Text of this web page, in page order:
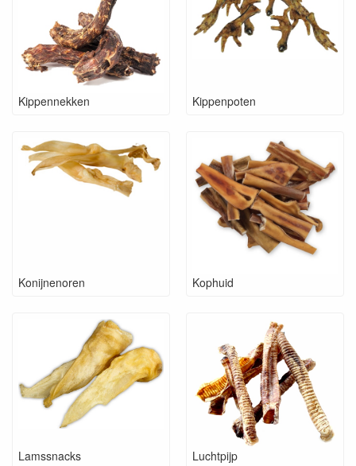
Kippennekken Kippenpoten
Konijnenoren Kophuid
Lamssnacks Luchtpijp